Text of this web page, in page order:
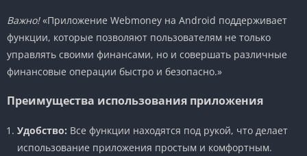
Важно!«Приложение Webmoney на Android поддерживает
функции, которые позволяют пользователям не только
управлять своими финансами, но и совершать различные
финансовые операции быстро и безопасно.»
Преимущества использования приложения
Удобство: Все функции находятся под рукой, что делает
использование приложения простым и комфортным.